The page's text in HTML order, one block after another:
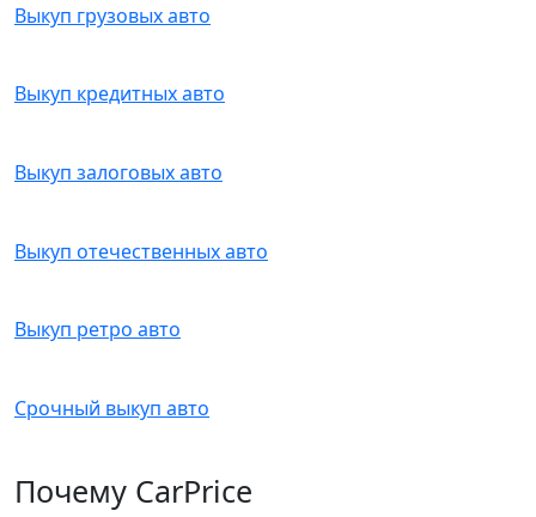
Выкуп грузовых авто
Выкуп кредитных авто
Выкуп залоговых авто
Выкуп отечественных авто
Выкуп ретро авто
Срочный выкуп авто
Почему CarPrice